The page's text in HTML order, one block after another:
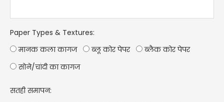
Paper Types & Textures:
मानक कला कागज
ब्लू कोर पेपर
ब्लैक कोर पेपर
सोने/चांदी का कागज
सतही समापन: